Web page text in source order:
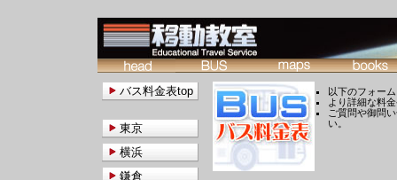
以下のフォー
より詳細な料
ご質問や御問
い。
バス料金表top
東京
横浜
鎌倉